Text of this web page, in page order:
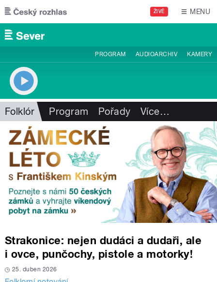
Přejít k hlavnímu obsahu
ŽIVĚ MENU
PROGRAM AUDIOARCHIV KAMERY
Folklór Program Pořady Více…
Strakonice: nejen dudáci a dudaři, ale
i ovce, punčochy, pistole a motorky!
25. duben 2026